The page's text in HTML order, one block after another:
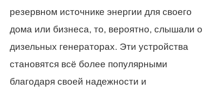
резервном источнике энергии для своего
дома или бизнеса, то, вероятно, слышали о
дизельных генераторах. Эти устройства
становятся всё более популярными
благодаря своей надежности и